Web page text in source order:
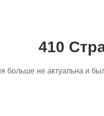
410
больше не актуальна и